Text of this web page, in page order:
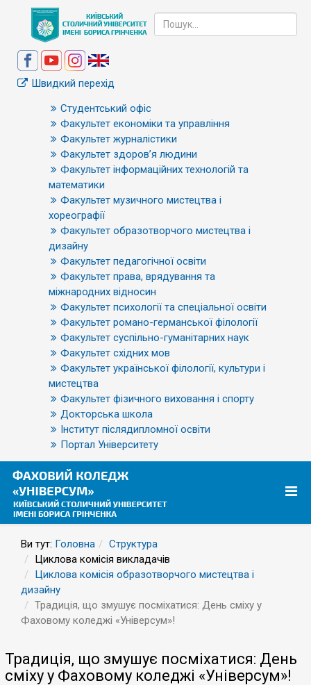
Швидкий перехід
Студентський офіс
Факультет економіки та управління
Факультет журналістики
Факультет здоров’я людини
Факультет інформаційних технологій та
математики
Факультет музичного мистецтва і
хореографії
Факультет образотворчого мистецтва і
дизайну
Факультет педагогічної освіти
Факультет права, врядування та
міжнародних відносин
Факультет психології та спеціальної освіти
Факультет романо-германської філології
Факультет суспільно-гуманітарних наук
Факультет східних мов
Факультет української філології, культури і
мистецтва
Факультет фізичного виховання і спорту
Докторська школа
Інститут післядипломної освіти
Портал Університету
Ви тут: Головна
Структура
Циклова комісія викладачів
Циклова комісія образотворчого мистецтва і
дизайну
Традиція, що змушує посміхатися: День сміху у
Фаховому коледжі «Універсум»!
Традиція, що змушує посміхатися: День
сміху у Фаховому коледжі «Універсум»!